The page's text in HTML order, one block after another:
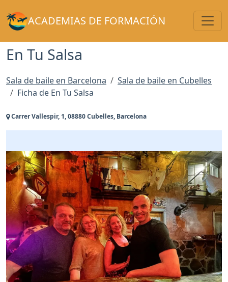
ACADEMIAS DE FORMACIÓN
En Tu Salsa
Sala de baile en Barcelona
Sala de baile en Cubelles
Ficha de En Tu Salsa
Carrer Vallespir, 1, 08880 Cubelles, Barcelona